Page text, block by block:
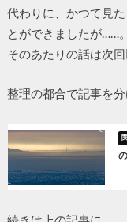
代わりに、かつて見
とができましたが……。
そのあたりの話は次回
整理の都合で記事を分